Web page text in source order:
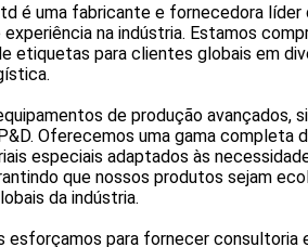
é uma fabricante e fornecedora
na indústria. Estamos
etiquetas para clientes globais em
de produção avançados,
Oferecemos uma gama completa
especiais adaptados às
que nossos produtos sejam
da indústria.
esforçamos para fornecer